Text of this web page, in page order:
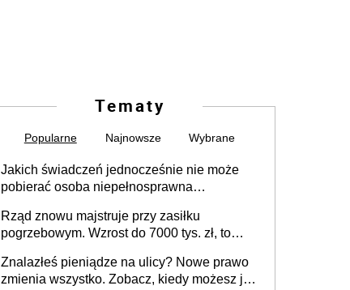
Tematy
Popularne Najnowsze Wybrane
Jakich świadczeń jednocześnie nie może
pobierać osoba niepełnosprawna
Rząd znowu majstruje przy zasiłku
pogrzebowym. Wzrost do 7000 tys. zł, to
Znalazłeś pieniądze na ulicy? Nowe prawo
zmienia wszystko. Zobacz, kiedy możesz je